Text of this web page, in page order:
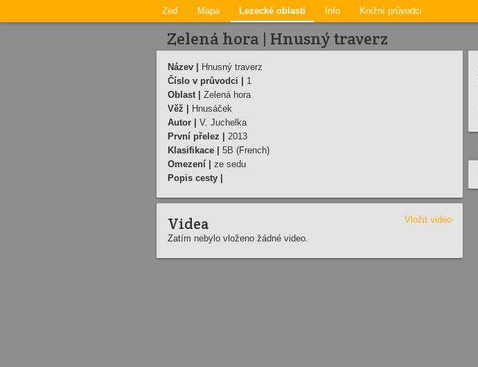
Zeď Mapa Lezecké oblasti Info Knižní průvodci
Zelená hora | Hnusný traverz
Název |
Hnusný traverz
Číslo v průvodci |
1
Oblast |
Zelená hora
Věž |
Hnusáček
Autor |
V. Juchelka
První přelez |
2013
Klasifikace |
5B (French)
Omezení |
ze sedu
Popis cesty |
Videa
Vložit video
Zatím nebylo vloženo žádné video.